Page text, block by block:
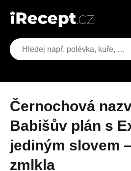
Černochová nazvala
Babišův plán s
jediným slovem
zmlkla